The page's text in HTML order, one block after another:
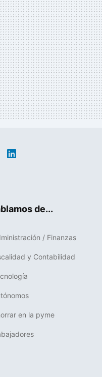
de...
/ Finanzas
y Contabilidad
en la pyme